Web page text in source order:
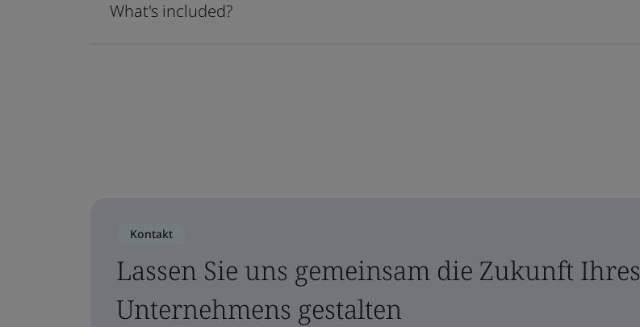
What's included?
Kontakt
Lassen Sie uns gemeinsam die Zukunft Ihres
Unternehmens gestalten